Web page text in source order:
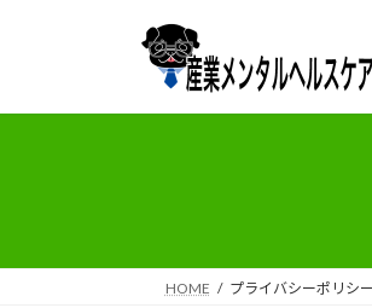
プ
動
HOME プライバシーポリシー